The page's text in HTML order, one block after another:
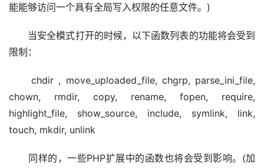
能能够访问一个具有全局写入权限的任意文件。)
当安全模式打开的时候，以下函数列表的功能将会受到
限制：
chdir , move_uploaded_file, chgrp, parse_ini_file,
chown, rmdir, copy, rename, fopen, require,
highlight_file, show_source, include, symlink, link,
touch, mkdir, unlink
同样的，一些PHP扩展中的函数也将会受到影响。(加